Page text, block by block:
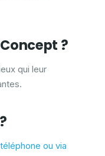
?
qui leur
ou via